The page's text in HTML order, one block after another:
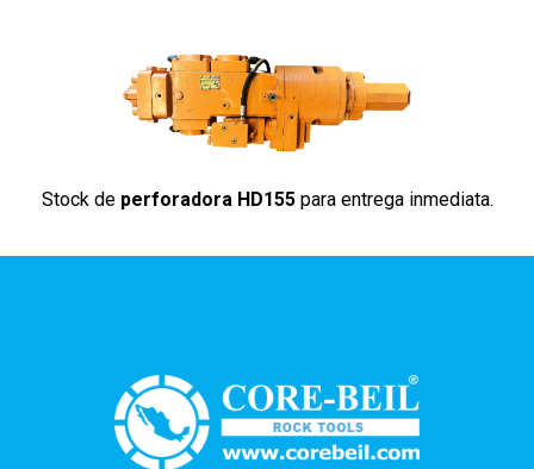
Stock de perforadora HD155para entrega inmediata.